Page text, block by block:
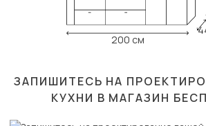
200 см
ЗАПИШИТЕСЬ НА
КУХНИ В МАГАЗИН